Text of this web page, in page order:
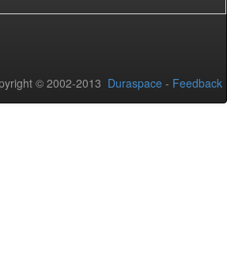
© 2002-2013 Duraspace - Feedback